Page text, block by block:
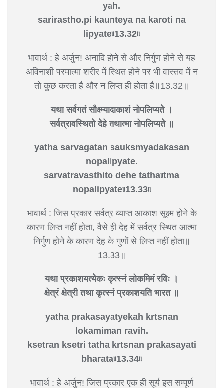
yah.
sarirastho.pi kaunteya na karoti na
lipyate৷৷13.32৷৷
भावार्थ : हे अर्जुन! अनादि होने से और निर्गुण होने से यह
अविनाशी परमात्मा शरीर में स्थित होने पर भी वास्तव में न
तो कुछ करता है और न लिप्त ही होता है॥13.32॥
यथा सर्वगतं सौक्ष्म्यादाकाशं नोपलिप्यते ।
सर्वत्रावस्थितो देहे तथात्मा नोपलिप्यते ॥
yatha sarvagatan sauksmyadakasan
nopalipyate.
sarvatravasthito dehe tatha৷৷tma
nopalipyate৷৷13.33৷৷
भावार्थ : जिस प्रकार सर्वत्र व्याप्त आकाश सूक्ष्म होने के
कारण लिप्त नहीं होता, वैसे ही देह में सर्वत्र स्थित आत्मा
निर्गुण होने के कारण देह के गुणों से लिप्त नहीं होता॥
13.33॥
यथा प्रकाशयत्येकः कृत्स्नं लोकमिमं रविः ।
क्षेत्रं क्षेत्री तथा कृत्स्नं प्रकाशयति भारत ॥
yatha prakasayatyekah krtsnan
lokamiman ravih.
ksetran ksetri tatha krtsnan prakasayati
bharata৷৷13.34৷৷
भावार्थ : हे अर्जुन! जिस प्रकार एक ही सूर्य इस सम्पूर्ण